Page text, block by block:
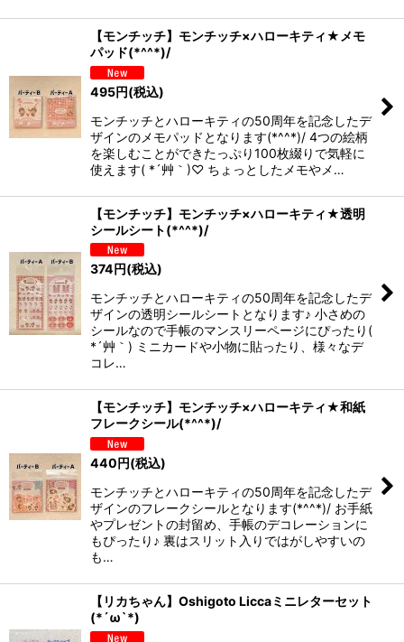
【モンチッチ】モンチッチ×ハローキティ★メモ
パッド(*^^*)/
495円(税込)
モンチッチとハローキティの50周年を記念したデ
ザインのメモパッドとなります(*^^*)/ 4つの絵柄
を楽しむことができたっぷり100枚綴りで気軽に
使えます( *´艸｀)♡ ちょっとしたメモやメ…
【モンチッチ】モンチッチ×ハローキティ★透明
シールシート(*^^*)/
374円(税込)
モンチッチとハローキティの50周年を記念したデ
ザインの透明シールシートとなります♪ 小さめの
シールなので手帳のマンスリーページにぴったり(
*´艸｀) ミニカードや小物に貼ったり、様々なデ
コレ…
【モンチッチ】モンチッチ×ハローキティ★和紙
フレークシール(*^^*)/
440円(税込)
モンチッチとハローキティの50周年を記念したデ
ザインのフレークシールとなります(*^^*)/ お手紙
やプレゼントの封留め、手帳のデコレーションに
もぴったり♪ 裏はスリット入りではがしやすいの
も…
【リカちゃん】Oshigoto Liccaミニレターセット
(*´ω`*)